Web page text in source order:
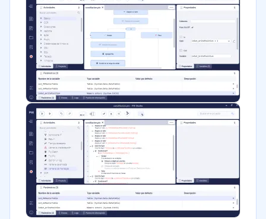
Alimentaria
Salud
Manufactura
ONG
Gobierno
Transporte y logística
Marketing y Comunicación
Automotriz
Comercio Electrónico
Ventas y servicios
Tecnología